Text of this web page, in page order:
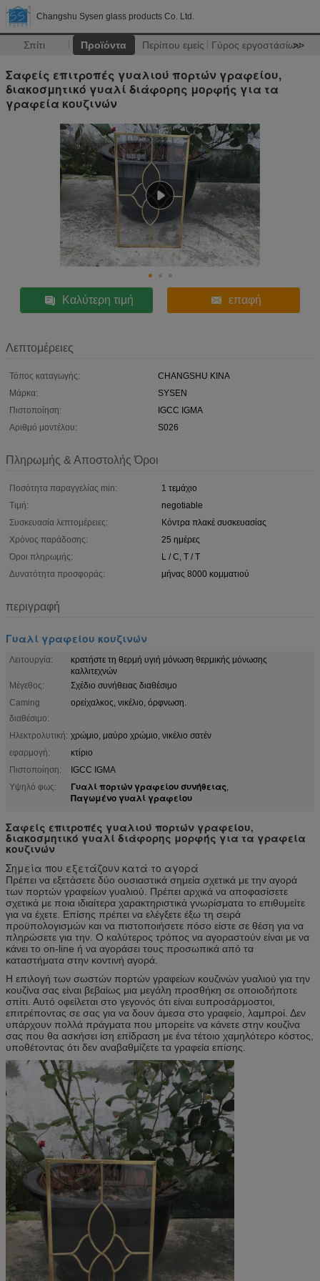
Changshu Sysen glass products Co. Ltd.
Σπίτι Προϊόντα Περίπου εμείς Γύρος εργοστασίων
>>
Σαφείς επιτροπές γυαλιού πορτών γραφείου,
διακοσμητικό γυαλί διάφορης μορφής για τα
γραφεία κουζινών
Καλύτερη τιμή επαφή
Λεπτομέρειες
Τόπος καταγωγής:
CHANGSHU ΚΙΝΑ
Μάρκα:
SYSEN
Πιστοποίηση:
IGCC IGMA
Αριθμό μοντέλου:
S026
Πληρωμής & Αποστολής Όροι
Ποσότητα παραγγελίας min:
1 τεμάχιο
Τιμή:
negotiable
Συσκευασία λεπτομέρειες:
Κόντρα πλακέ συσκευασίας
Χρόνος παράδοσης:
25 ημέρες
Όροι πληρωμής:
L / C, T / T
Δυνατότητα προσφοράς:
μήνας 8000 κομματιού
περιγραφή
Γυαλί γραφείου κουζινών
Λειτουργία:
κρατήστε τη θερμή υγιή μόνωση θερμικής μόνωσης
καλλιτεχνών
Μέγεθος:
Σχέδιο συνήθειας διαθέσιμο
Caming
διαθέσιμο:
ορείχαλκος, νικέλιο, όρφνωση.
Ηλεκτρολυτική: χρώμιο, μαύρο χρώμιο, νικέλιο σατέν
εφαρμογή:
κτίριο
Πιστοποίηση:
IGCC IGMA
Υψηλό φως:
Γυαλί πορτών γραφείου συνήθειας,
Παγωμένο γυαλί γραφείου
Σαφείς επιτροπές γυαλιού πορτών γραφείου,
διακοσμητικό γυαλί διάφορης μορφής για τα γραφεία
κουζινών
Σημεία που εξετάζουν κατά το αγορά
Πρέπει να εξετάσετε δύο ουσιαστικά σημεία σχετικά με την αγορά
των πορτών γραφείων γυαλιού. Πρέπει αρχικά να αποφασίσετε
σχετικά με ποια ιδιαίτερα χαρακτηριστικά γνωρίσματα το επιθυμείτε
για να έχετε. Επίσης πρέπει να ελέγξετε έξω τη σειρά
προϋπολογισμών και να πιστοποιήσετε πόσο είστε σε θέση για να
πληρώσετε για την. Ο καλύτερος τρόπος να αγοραστούν είναι με να
κάνει το on-line ή να αγοράσει τους προσωπικά από τα
καταστήματα στην κοντινή αγορά.
Η επιλογή των σωστών πορτών γραφείων κουζινών γυαλιού για την
κουζίνα σας είναι βεβαίως μια μεγάλη προσθήκη σε οποιοδήποτε
σπίτι. Αυτό οφείλεται στο γεγονός ότι είναι ευπροσάρμοστοι,
επιτρέποντας σε σας για να δουν άμεσα στο γραφείο, λαμπροί. Δεν
υπάρχουν πολλά πράγματα που μπορείτε να κάνετε στην κουζίνα
σας που θα ασκήσει ίση επίδραση με ένα τέτοιο χαμηλότερο κόστος,
υποθέτοντας ότι δεν αναβαθμίζετε τα γραφεία επίσης.